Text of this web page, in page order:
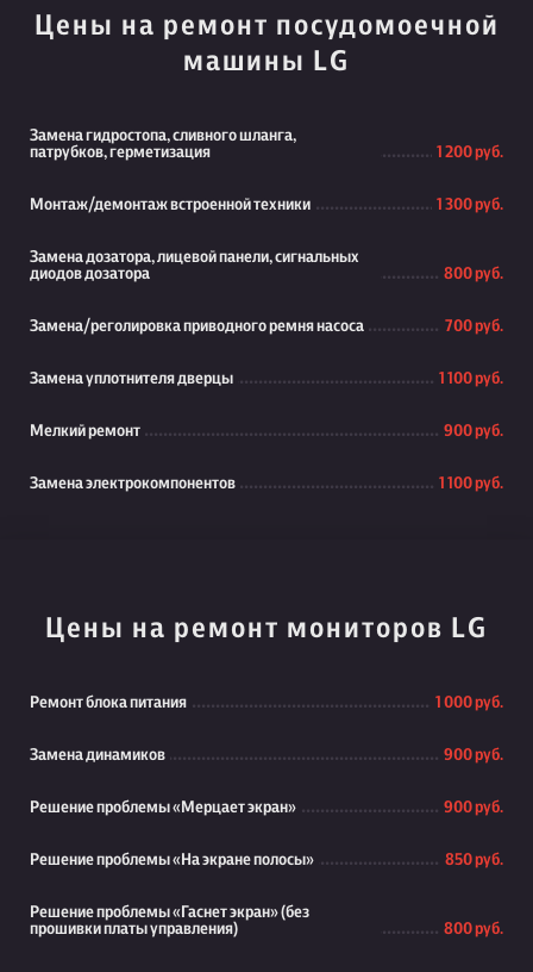
Цены на ремонт посудомоечной
машины LG
Замена гидростопа, сливного шланга,
патрубков, герметизация
1 200 руб.
Монтаж/демонтаж встроенной техники 1 300 руб.
Замена дозатора, лицевой панели, сигнальных
диодов дозатора
800 руб.
Замена/реголировка приводного ремня насоса 700 руб.
Замена уплотнителя дверцы 1 100 руб.
Мелкий ремонт 900 руб.
Замена электрокомпонентов 1 100 руб.
Цены на ремонт мониторов LG
Ремонт блока питания 1 000 руб.
Замена динамиков 900 руб.
Решение проблемы «Мерцает экран» 900 руб.
Решение проблемы «На экране полосы» 850 руб.
Решение проблемы «Гаснет экран» (без
прошивки платы управления)
800 руб.